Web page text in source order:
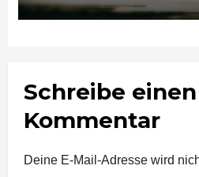
Schreibe einen
Kommentar
Deine E-Mail-Adresse wird